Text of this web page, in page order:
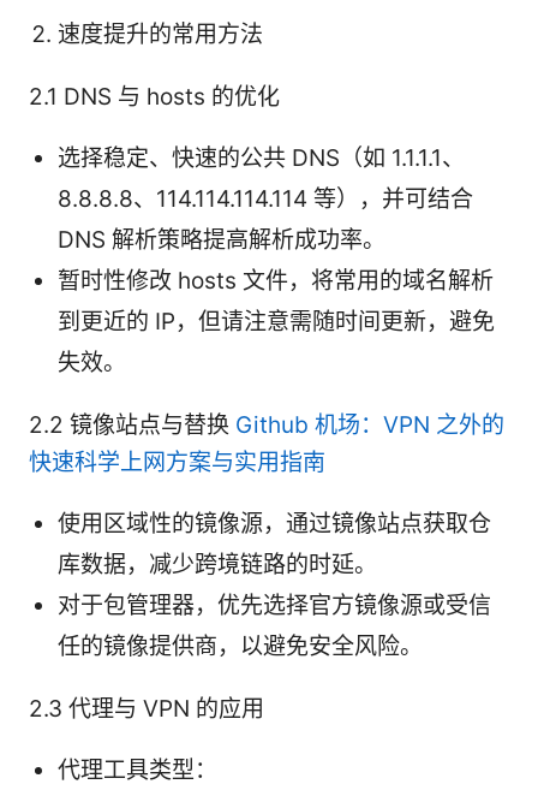
速度提升的常用方法
2.1 DNS 与 hosts 的优化
选择稳定、快速的公共 DNS（如 1.1.1.1、
8.8.8.8、114.114.114.114 等），并可结合
DNS 解析策略提高解析成功率。
暂时性修改 hosts 文件，将常用的域名解析
到更近的 IP，但请注意需随时间更新，避免
失效。
2.2 镜像站点与替换 Github 机场：VPN 之外的
快速科学上网方案与实用指南
使用区域性的镜像源，通过镜像站点获取仓
库数据，减少跨境链路的时延。
对于包管理器，优先选择官方镜像源或受信
任的镜像提供商，以避免安全风险。
2.3 代理与 VPN 的应用
代理工具类型：